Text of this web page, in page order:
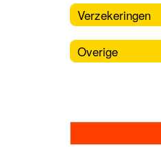
Verzekeringen
Overige